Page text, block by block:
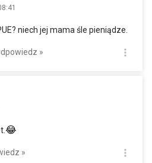
niech jej mama śle pieniądze.
»
😂
»